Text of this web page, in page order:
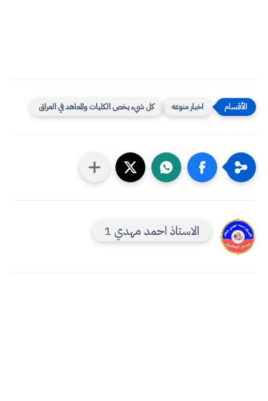
اخبار منوعه كل شيء يخص الكليات والمعاهد في العراق
الاستاذ احمد مهدي 1